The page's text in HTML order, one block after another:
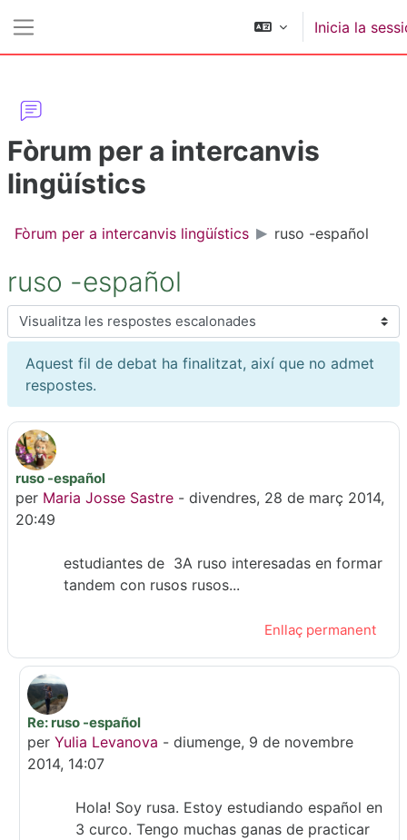
Inicia la
Fòrum per a intercanvis
lingüístics
Fòrum per a intercanvis lingüístics ruso -español
ruso -español
Mode de visualització
Aquest fil de debat ha finalitzat, així que no admet
respostes.
ruso -español
per Maria Josse Sastre - divendres, 28 de març 2014,
20:49
Nombre de respostes: 1
estudiantes de 3A ruso interesadas en formar
tandem con rusos rusos...
Enllaç permanent
En resposta a Maria Josse Sastre
Re: ruso -español
per Yulia Levanova - diumenge, 9 de novembre
2014, 14:07
Hola! Soy rusa. Estoy estudiando español en
3 curco. Tengo muchas ganas de practicar